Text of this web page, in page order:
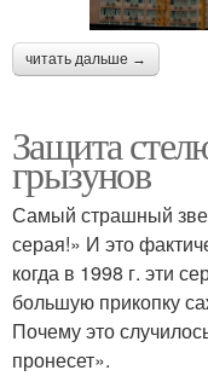
читать дальше →
Защита
грызунов
Самый страшный
серая!» И это
когда в 1998 г. эти
большую прикопку
Почему это
пронесет».